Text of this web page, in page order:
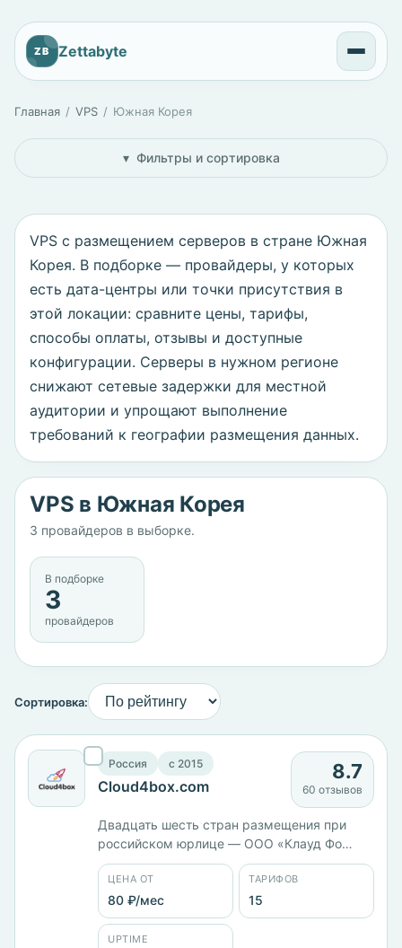
ZB Zettabyte
Главная VPS Южная Корея
Фильтры и сортировка
VPS с размещением серверов в стране Южная
Корея. В подборке — провайдеры, у которых
есть дата-центры или точки присутствия в
этой локации: сравните цены, тарифы,
способы оплаты, отзывы и доступные
конфигурации. Серверы в нужном регионе
снижают сетевые задержки для местной
аудитории и упрощают выполнение
требований к географии размещения данных.
VPS в Южная Корея
3 провайдеров в выборке.
В подборке
3
провайдеров
Сортировка:
Россия c 2015
Cloud4box.com
8.7
60 отзывов
Двадцать шесть стран размещения при
российском юрлице — ООО «Клауд Фо
Бокс». Тарифы различаются типом диска:
VPS на HDD с Ceph стоит 381 ₽/мес, на SSD
— 651 ₽/мес, на NVMe — 838 ₽/мес при
одинаковых 2 ГБ памяти. Всего 15 тарифов
от 80 ₽/мес, оплата картой МИР, через СБП
ЦЕНА ОТ
80 ₽/мес
ТАРИФОВ
15
UPTIME